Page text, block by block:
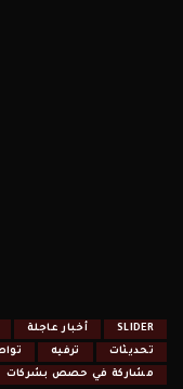
SLIDER أخبار عاجلة
تحديثات
ترفيه
مشاركة في حصص بشركات